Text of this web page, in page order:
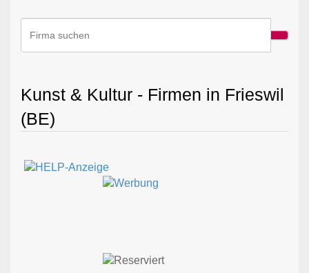
Kunst & Kultur - Firmen in Frieswil
(BE)